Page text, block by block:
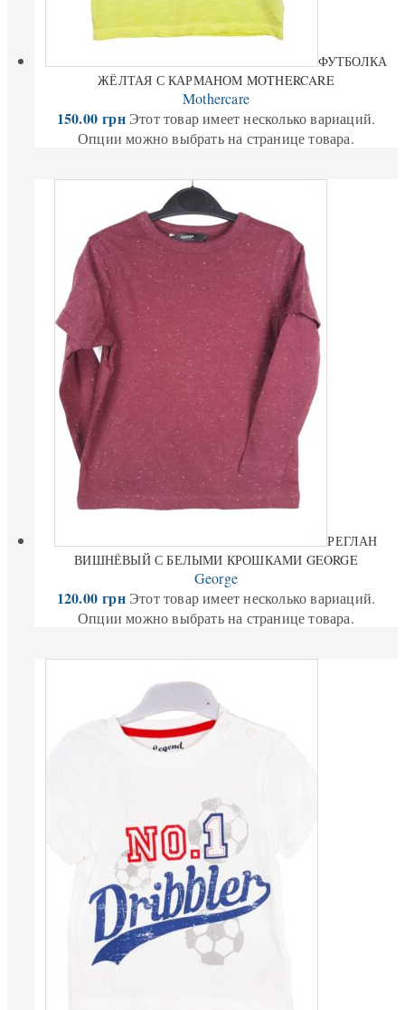
ФУТБОЛКА
ЖЁЛТАЯ С КАРМАНОМ MOTHERCARE
Mothercare
150.00грн Этот товар имеет несколько вариаций.
Опции можно выбрать на странице товара.
РЕГЛАН
ВИШНЁВЫЙ С БЕЛЫМИ КРОШКАМИ GEORGE
George
120.00грн Этот товар имеет несколько вариаций.
Опции можно выбрать на странице товара.